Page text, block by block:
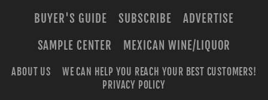
BUYER'S GUIDE
SUBSCRIBE
ADVERTISE
SAMPLE CENTER
MEXICAN WINE/LIQUOR
ABOUT US
WE CAN HELP YOU REACH YOUR BEST CUSTOMERS!
PRIVACY POLICY